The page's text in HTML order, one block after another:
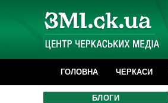
ГОЛОВНА ЧЕРКАСИ
БЛОГИ